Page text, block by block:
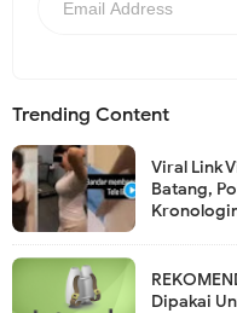
Trending Content
Viral Link
Batang,
Dipakai